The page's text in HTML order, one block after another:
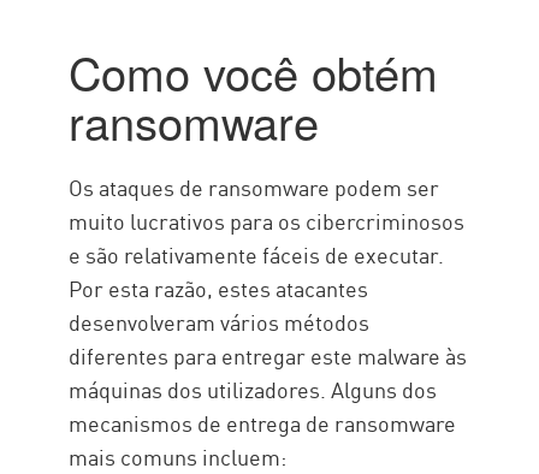
Prevenção
Como você obtém
ransomware
Os ataques de ransomware podem ser
muito lucrativos para os cibercriminosos
e são relativamente fáceis de executar.
Por esta razão, estes atacantes
desenvolveram vários métodos
diferentes para entregar este malware às
máquinas dos utilizadores. Alguns dos
mecanismos de entrega de ransomware
mais comuns incluem: